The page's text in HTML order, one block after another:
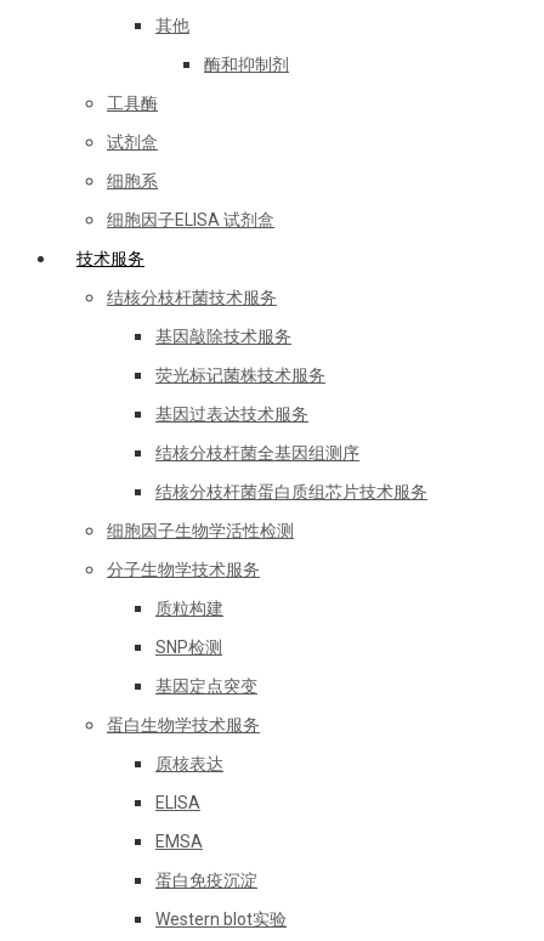
其他
酶和抑制剂
工具酶
试剂盒
细胞系
细胞因子ELISA 试剂盒
技术服务
结核分枝杆菌技术服务
基因敲除技术服务
荧光标记菌株技术服务
基因过表达技术服务
结核分枝杆菌全基因组测序
结核分枝杆菌蛋白质组芯片技术服务
细胞因子生物学活性检测
分子生物学技术服务
质粒构建
SNP检测
基因定点突变
蛋白生物学技术服务
原核表达
ELISA
EMSA
蛋白免疫沉淀
Western blot实验